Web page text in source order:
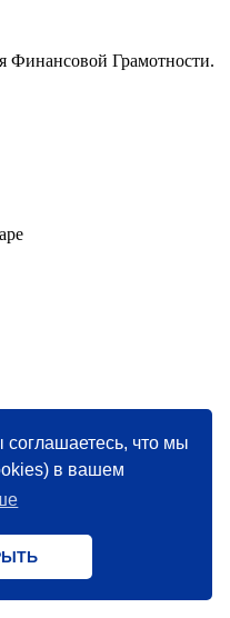
соглашаетесь, что мы
в вашем
Финансовой Грамотности.